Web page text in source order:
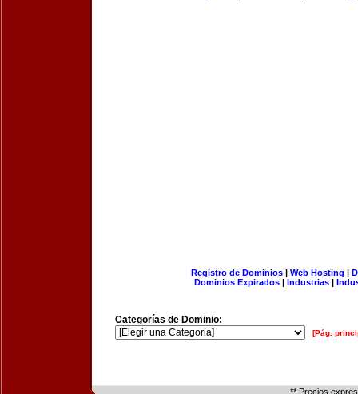
Registro de Dominios| Web Hosting |
Dominios Expirados | Industrias |
Categorías de Dominio:
[Pág.
** Precios